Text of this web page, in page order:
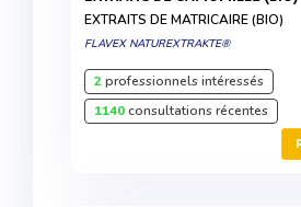
EXTRAITS DE MATRICAIRE (BIO)
FLAVEX NATUREXTRAKTE®
2professionnels intéressés
1140consultations récentes